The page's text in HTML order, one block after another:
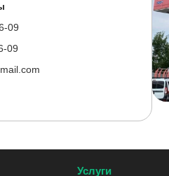
09
09
Услуги